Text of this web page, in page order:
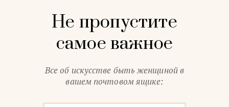
Не пропустите
самое важное
Все об искусстве быть женщиной в
вашем почтовом ящике: